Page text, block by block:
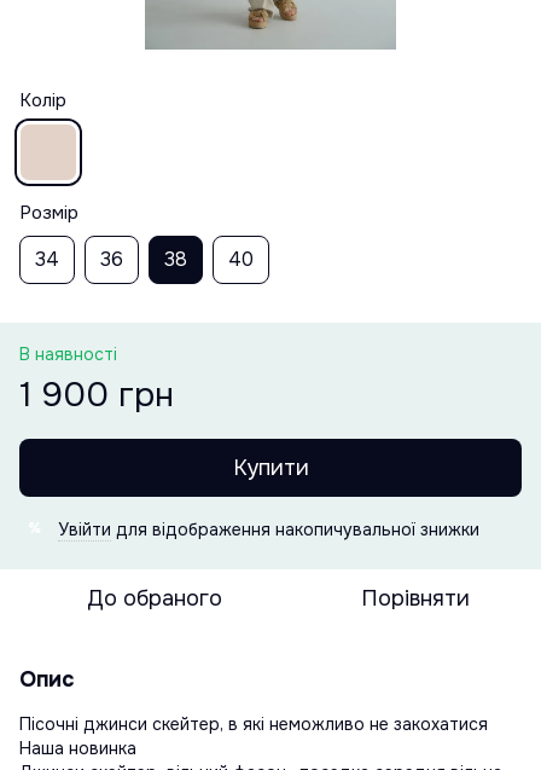
Колір
Розмір
34 36 38 40
В наявності
1 900 грн
Купити
Увійти для відображення накопичувальної знижки
До обраного Порівняти
Опис
Пісочні джинси скейтер, в які неможливо не закохатися
Наша новинка